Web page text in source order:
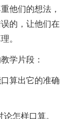
他们的想法，
的，让他们在
。
学片段：
算出它的准确
怎样口算。